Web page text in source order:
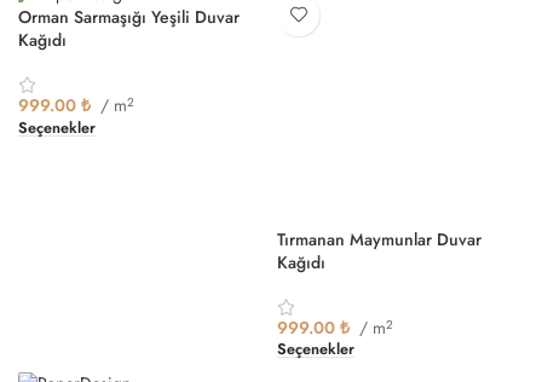
Orman Sarmaşığı Yeşili Duvar
Kağıdı
999.00 ₺ / m2
Seçenekler
Tırmanan Maymunlar Duvar
Kağıdı
999.00 ₺ / m2
Seçenekler